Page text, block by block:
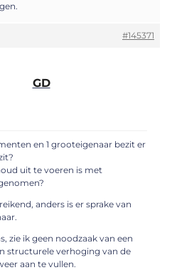
#145371
GD
en 1 grooteigenaar bezit er
uit te voeren is met
anders is er sprake van
zie ik geen noodzaak van een
structurele verhoging van de
aan te vullen.